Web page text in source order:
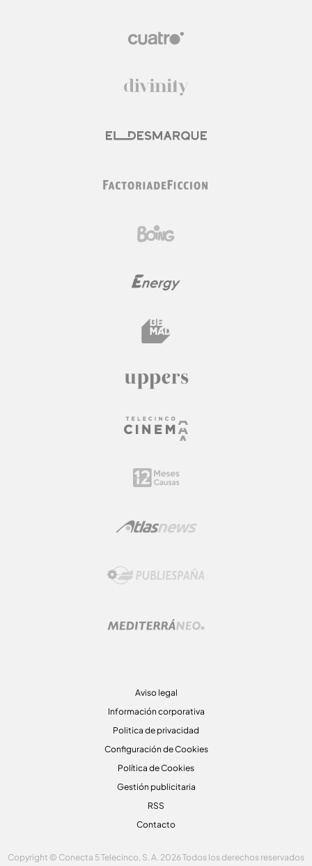
Aviso legal
Información corporativa
Politica de privacidad
Configuración de Cookies
Política de Cookies
Gestión publicitaria
RSS
Contacto
Copyright © Conecta 5 Telecinco, S. A. 2026 Todos los derechos reservados